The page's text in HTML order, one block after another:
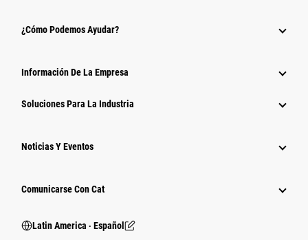
¿Cómo Podemos Ayudar?
Información De La Empresa
Soluciones Para La Industria
Noticias Y Eventos
Comunicarse Con Cat
Latin America ‧ Español